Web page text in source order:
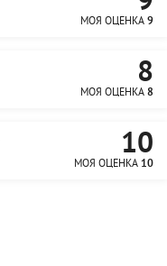
МОЯ ОЦЕНКА 9
8
МОЯ ОЦЕНКА 8
10
МОЯ ОЦЕНКА 10